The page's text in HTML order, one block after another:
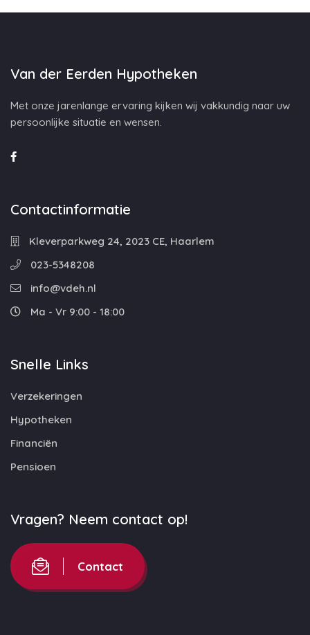
Van der Eerden Hypotheken
Met onze jarenlange ervaring kijken wij vakkundig naar uw
persoonlijke situatie en wensen.
Contactinformatie
Kleverparkweg 24, 2023 CE, Haarlem
023-5348208
info@vdeh.nl
Ma - Vr 9:00 - 18:00
Snelle Links
Verzekeringen
Hypotheken
Financiën
Pensioen
Vragen? Neem contact op!
Contact